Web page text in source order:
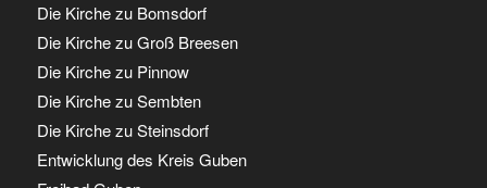
Die Kirche zu Bomsdorf
Die Kirche zu Groß Breesen
Die Kirche zu Pinnow
Die Kirche zu Sembten
Die Kirche zu Steinsdorf
Entwicklung des Kreis Guben